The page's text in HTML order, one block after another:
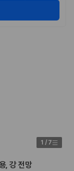
1 / 7
, 강 전망